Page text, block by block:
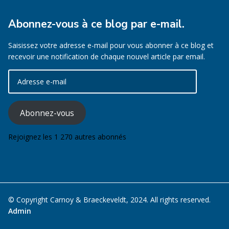
Abonnez-vous à ce blog par e-mail.
Saisissez votre adresse e-mail pour vous abonner à ce blog et
recevoir une notification de chaque nouvel article par email.
Abonnez-vous
Rejoignez les 1 270 autres abonnés
© Copyright Carnoy & Braeckeveldt, 2024. All rights reserved.
Admin